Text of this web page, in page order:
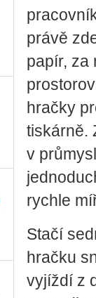
právě
papír, za
hračky
tiskárně.
v
rychle
Stačí
hračku
vyjíždí z